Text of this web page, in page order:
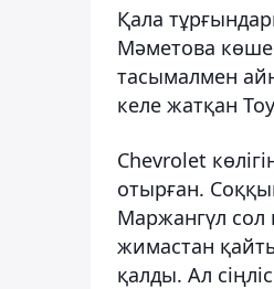
Қала
Мәметова
тасымалмен
келе жатқан
Chevrolet
отырған.
Маржангүл сол
жимастан
қалды. Ал